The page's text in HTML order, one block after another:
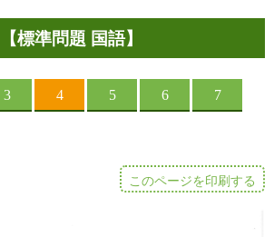
【標準問題 国語】
このページを印刷する